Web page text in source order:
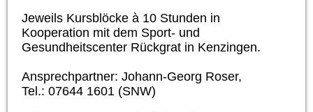
Jeweils Kursblöcke à 10 Stunden in
Kooperation mit dem Sport- und
Gesundheitscenter Rückgrat in Kenzingen.
Ansprechpartner: Johann-Georg Roser,
Tel.: 07644 1601 (SNW)